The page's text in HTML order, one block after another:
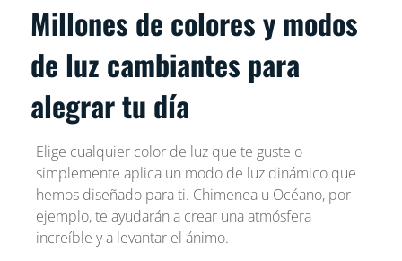
Millones de colores y modos
de luz cambiantes para
alegrar tu día
Elige cualquier color de luz que te guste o
simplemente aplica un modo de luz dinámico que
hemos diseñado para ti. Chimenea u Océano, por
ejemplo, te ayudarán a crear una atmósfera
increíble y a levantar el ánimo.